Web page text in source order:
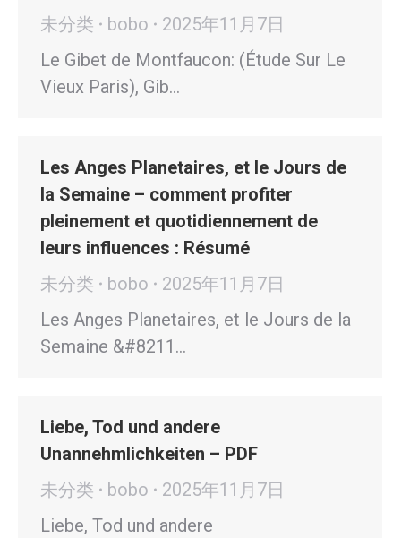
未分类
bobo
2025年11月7日
Le Gibet de Montfaucon: (Étude Sur Le
Vieux Paris), Gib…
Les Anges Planetaires, et le Jours de
la Semaine – comment profiter
pleinement et quotidiennement de
leurs influences : Résumé
未分类
bobo
2025年11月7日
Les Anges Planetaires, et le Jours de la
Semaine &#8211…
Liebe, Tod und andere
Unannehmlichkeiten – PDF
未分类
bobo
2025年11月7日
Liebe, Tod und andere